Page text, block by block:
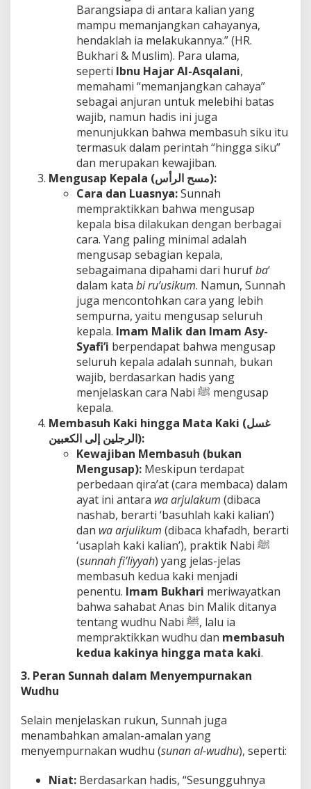
Barangsiapa di antara kalian yang
mampu memanjangkan cahayanya,
hendaklah ia melakukannya.” (HR.
Bukhari & Muslim). Para ulama,
seperti Ibnu Hajar Al-Asqalani,
memahami “memanjangkan cahaya”
sebagai anjuran untuk melebihi batas
wajib, namun hadis ini juga
menunjukkan bahwa membasuh siku itu
termasuk dalam perintah “hingga siku”
dan merupakan kewajiban.
Mengusap Kepala (
مسح الرأس):
Cara dan Luasnya:Sunnah
mempraktikkan bahwa mengusap
kepala bisa dilakukan dengan berbagai
cara. Yang paling minimal adalah
mengusap sebagian kepala,
sebagaimana dipahami dari hurufba‘
dalam kata bi ru’usikum. Namun, Sunnah
juga mencontohkan cara yang lebih
sempurna, yaitu mengusap seluruh
kepala. Imam Malik dan Imam Asy-
Syafi’i berpendapat bahwa mengusap
seluruh kepala adalah sunnah, bukan
wajib, berdasarkan hadis yang
menjelaskan cara Nabi ﷺ mengusap
kepala.
Membasuh Kaki hingga Mata Kaki (غسل
الرجلين إلى الكعبين):
Kewajiban Membasuh (bukan
Mengusap): Meskipun terdapat
perbedaan qira’at (cara membaca) dalam
ayat ini antara wa arjulakum (dibaca
nashab, berarti ‘basuhlah kaki kalian’)
dan wa arjulikum (dibaca khafadh, berarti
‘usaplah kaki kalian’), praktik Nabi ﷺ
(sunnah fi’liyyah) yang jelas-jelas
membasuh kedua kaki menjadi
penentu. Imam Bukhari meriwayatkan
bahwa sahabat Anas bin Malik ditanya
tentang wudhu Nabi ﷺ, lalu ia
mempraktikkan wudhu dan membasuh
kedua kakinya hingga mata kaki.
3. Peran Sunnah dalam Menyempurnakan
Wudhu
Selain menjelaskan rukun, Sunnah juga
menambahkan amalan-amalan yang
menyempurnakan wudhu (sunan al-wudhu), seperti:
Niat: Berdasarkan hadis, “Sesungguhnya